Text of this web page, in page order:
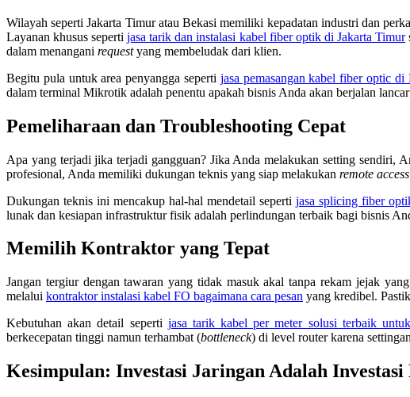
Wilayah seperti Jakarta Timur atau Bekasi memiliki kepadatan industri dan
Layanan khusus sepertijasa tarik dan instalasi kabel fiber optik di Jakarta Timur
dalam menangani requestyang membeludak dari klien.
Begitu pula untuk area penyangga seperti jasa pemasangan kabel fiber optic di
dalam terminal Mikrotik adalah penentu apakah bisnis Anda akan berjalan
Pemeliharaan dan Troubleshooting Cepat
Apa yang terjadi jika terjadi gangguan? Jika Anda melakukan setting sendiri,
profesional, Anda memiliki dukungan teknis yang siap melakukan remote access
Dukungan teknis ini mencakup hal-hal mendetail seperti jasa splicing fiber
lunak dan kesiapan infrastruktur fisik adalah perlindungan terbaik bagi bisnis
Memilih Kontraktor yang Tepat
Jangan tergiur dengan tawaran yang tidak masuk akal tanpa rekam jejak
melalui kontraktor instalasi kabel FO bagaimana cara pesan yang kredibel.
Kebutuhan akan detail seperti jasa tarik kabel per meter solusi terbaik
berkecepatan tinggi namun terhambat (bottleneck) di level router karena
Kesimpulan: Investasi Jaringan Adalah Investasi